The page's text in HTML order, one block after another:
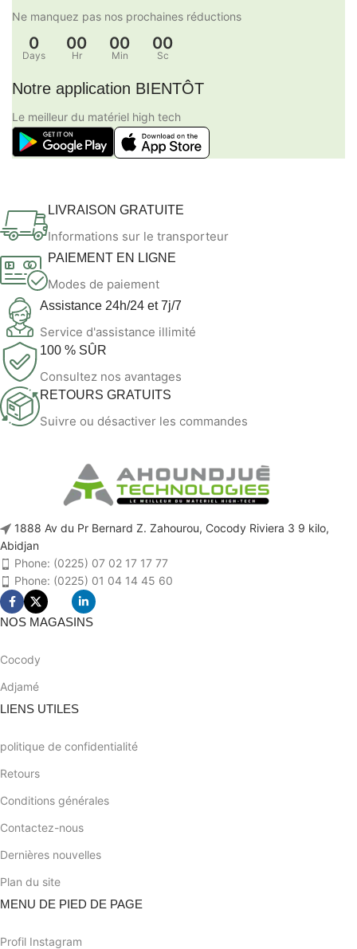
Ne manquez pas nos prochaines réductions
0
Days
00
Hr
00
Min
00
Sc
Notre application BIENTÔT
Le meilleur du matériel high tech
LIVRAISON GRATUITE
Informations sur le transporteur
PAIEMENT EN LIGNE
Modes de paiement
Assistance 24h/24 et 7j/7
Service d'assistance illimité
100 % SÛR
Consultez nos avantages
RETOURS GRATUITS
Suivre ou désactiver les commandes
1888 Av du Pr Bernard Z. Zahourou, Cocody Riviera 3 9 kilo,
Abidjan
Phone: (0225) 07 02 17 17 77
Phone: (0225) 01 04 14 45 60
NOS MAGASINS
Cocody
Adjamé
LIENS UTILES
politique de confidentialité
Retours
Conditions générales
Contactez-nous
Dernières nouvelles
Plan du site
MENU DE PIED DE PAGE
Profil Instagram